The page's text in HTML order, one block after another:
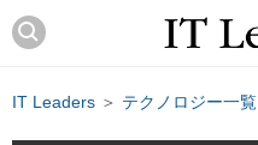
IT Leaders ＞ テクノロジー一覧